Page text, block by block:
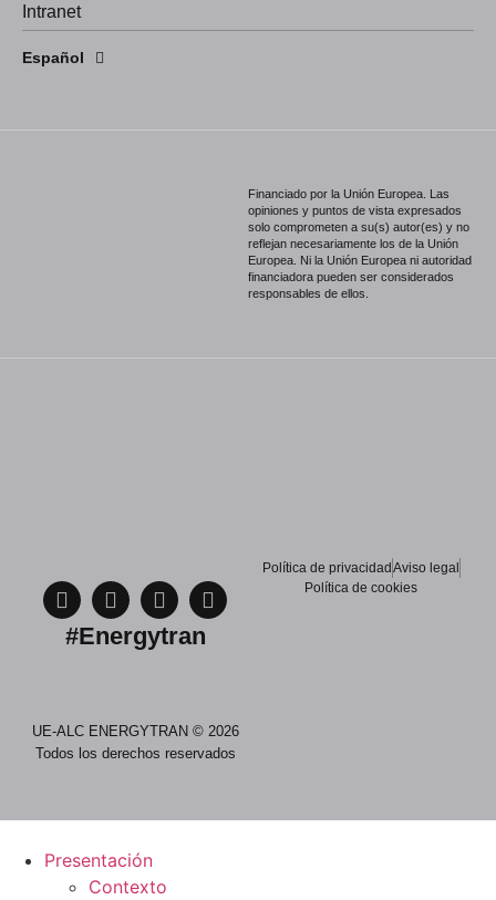
Intranet
Español
English
Português
Financiado por la Unión Europea. Las
opiniones y puntos de vista expresados
solo comprometen a su(s) autor(es) y no
reflejan necesariamente los de la Unión
Europea. Ni la Unión Europea ni autoridad
financiadora pueden ser considerados
responsables de ellos.
#Energytran
UE-ALC ENERGYTRAN © 2026
Todos los derechos reservados
Política de privacidad Aviso legal
Política de cookies
Presentación
Contexto